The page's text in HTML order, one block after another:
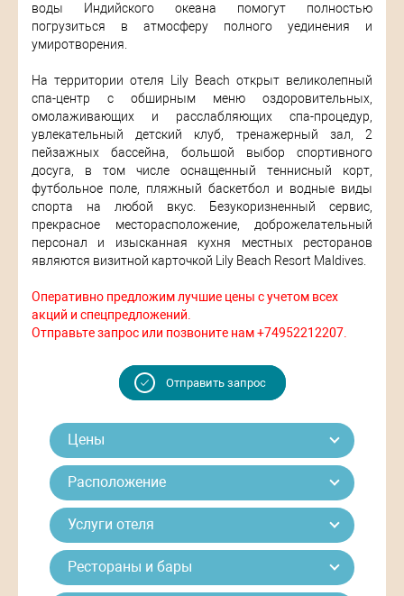
воды Индийского океана помогут полностью
погрузиться в атмосферу полного уединения и
умиротворения.
На территории отеля Lily Beach открыт великолепный
спа-центр с обширным меню оздоровительных,
омолаживающих и расслабляющих спа-процедур,
увлекательный детский клуб, тренажерный зал, 2
пейзажных бассейна, большой выбор спортивного
досуга, в том числе оснащенный теннисный корт,
футбольное поле, пляжный баскетбол и водные виды
спорта на любой вкус. Безукоризненный сервис,
прекрасное месторасположение, доброжелательный
персонал и изысканная кухня местных ресторанов
являются визитной карточкой Lily Beach Resort Maldives.
Оперативно предложим лучшие цены с учетом всех
акций и спецпредложений.
Отправьте запрос или позвоните нам +74952212207.
Отправить запрос
Цены
Расположение
Услуги отеля
Рестораны и бары